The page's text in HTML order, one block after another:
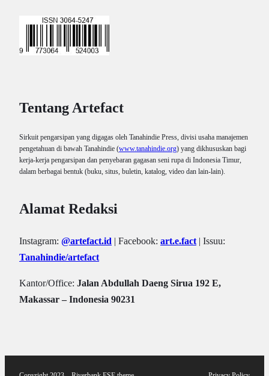
Tentang Artefact
Sirkuit pengarsipan yang digagas oleh Tanahindie Press, divisi usaha manajemen
pengetahuan di bawah Tanahindie (www.tanahindie.org) yang dikhususkan bagi
kerja-kerja pengarsipan dan penyebaran gagasan seni rupa di Indonesia Timur,
dalam berbagai bentuk (buku, situs, buletin, katalog, video dan lain-lain).
Alamat Redaksi
Instagram: @artefact.id | Facebook: art.e.fact | Issuu:
Tanahindie/artefact
Kantor/Office: Jalan Abdullah Daeng Sirua 192 E,
Makassar – Indonesia 90231